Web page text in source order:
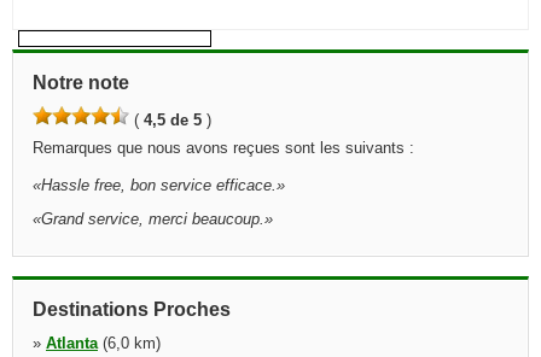
Notre note
( 4,5 de 5 )
Remarques que nous avons reçues sont les suivants :
«Hassle free, bon service efficace.»
«Grand service, merci beaucoup.»
Destinations Proches
» Atlanta(6,0 km)